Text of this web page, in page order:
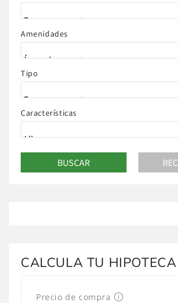
Amenidades
Tipo
Características
CALCULA TU HIPOTECA
Precio de compra